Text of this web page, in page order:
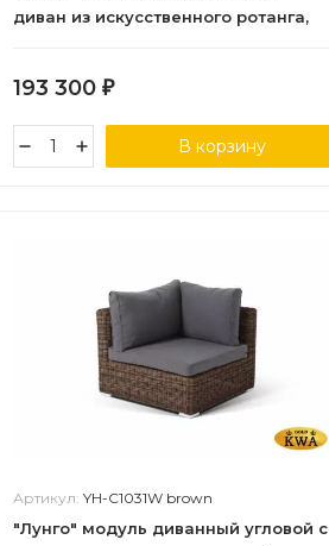
диван из искусственного ротанга,
193 300 ₽
В корзину
Артикул: YH-C1031W brown
"Лунго" модуль диванный угловой с